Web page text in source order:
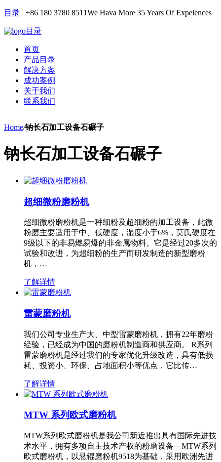
目录 +86 180 3780 8511We Hava More 35 Years Of Expeiences
目录
首页
产品目录
解决方案
成功案例
关于我们
联系我们
Home/钠长石加工设备石碾子
钠长石加工设备石碾子
超细微粉磨粉机
超细微粉磨粉机是一种细粉及超细粉的加工设备，此微
粉磨主要适用于中、低硬度，湿度小于6%，莫氏硬度在
9级以下的非易燃易爆的非金属物料。它是经过20多次的
试验和改进，为超细粉的生产而研发制造的新型磨粉
机，…
了解详情
雷蒙磨粉机
我们公司专业生产大、中型雷蒙磨粉机，拥有22年磨粉
经验，已经成为中国的磨粉机制造商和供应商。 R系列
雷蒙磨粉机是经过我们的专家优化升级改造，具有低损
耗、投资小、环保、占地面积小等优点，它比传…
了解详情
MTW 系列欧式磨粉机
MTW系列欧式磨粉机是我公司新近推出具有国际先进技
术水平，拥有多项自主技术产权的粉磨设备—MTW系列
欧式磨粉机，以悬辊磨粉机9518为基础，采用欧洲先进